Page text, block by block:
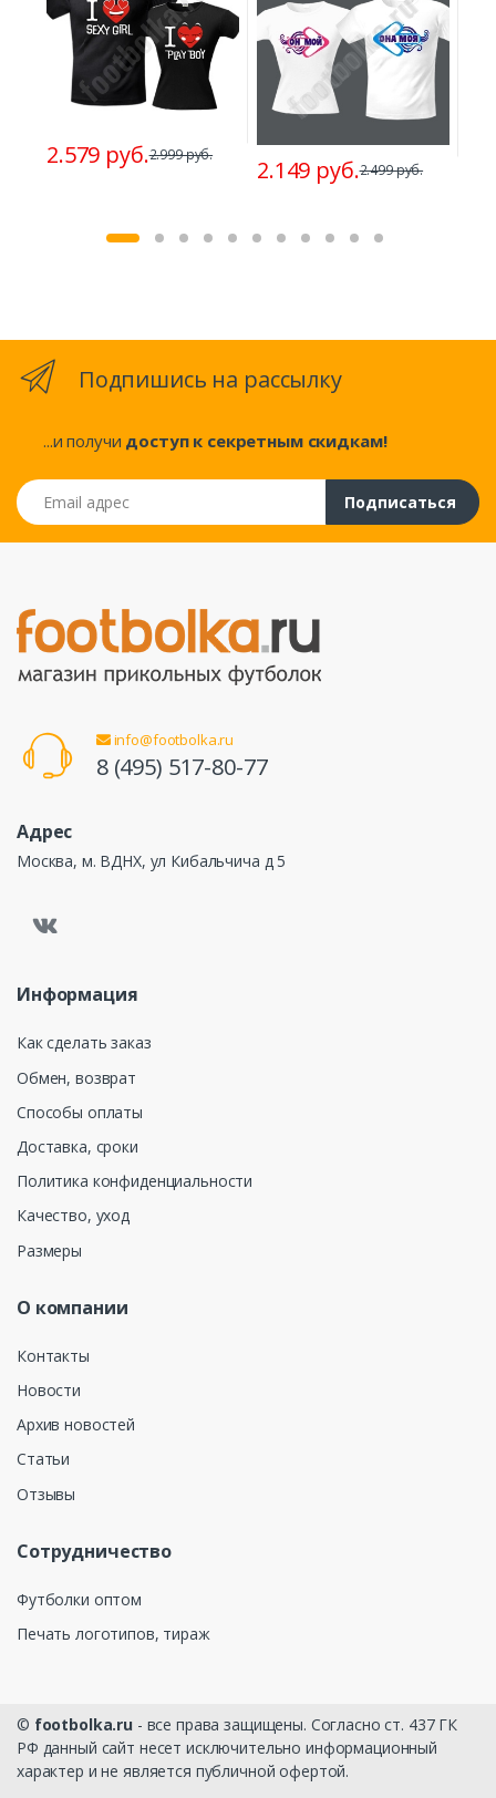
2.579 руб.2.999 руб.
2.149 руб.2.499 руб.
Подпишись на рассылку
...и получи доступ к секретным скидкам!
Email адрес
Подписаться
info@footbolka.ru
8 (495) 517-80-77
Адрес
Москва, м. ВДНХ, ул Кибальчича д 5
Информация
Как сделать заказ
Обмен, возврат
Способы оплаты
Доставка, сроки
Политика конфиденциальности
Качество, уход
Размеры
О компании
Контакты
Новости
Архив новостей
Статьи
Отзывы
Сотрудничество
Футболки оптом
Печать логотипов, тираж
© footbolka.ru - все права защищены. Согласно ст. 437 ГК
РФ данный сайт несет исключительно информационный
характер и не является публичной офертой.